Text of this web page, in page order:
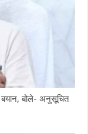
बयान, बोले- अनुसूचित